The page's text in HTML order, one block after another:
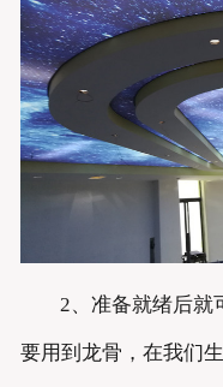
2、准备就绪后就
要用到龙骨，在我们